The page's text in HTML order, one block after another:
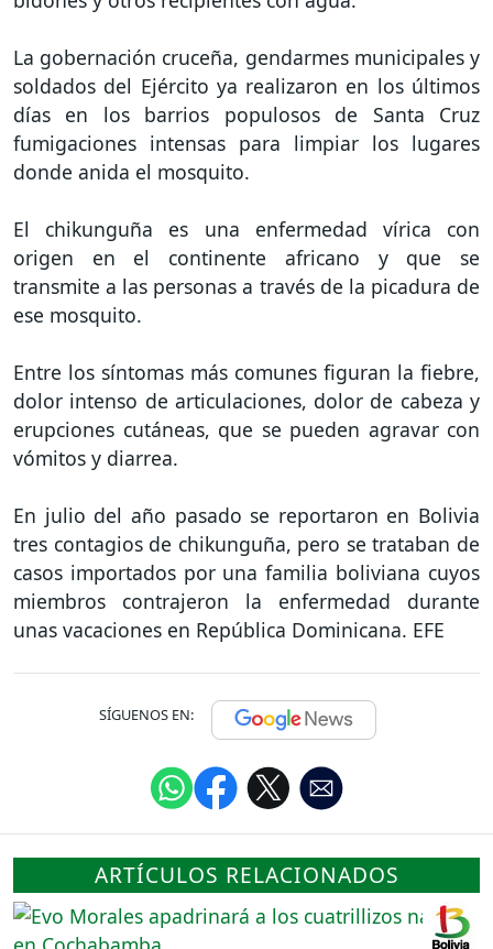
La gobernación cruceña, gendarmes municipales y
soldados del Ejército ya realizaron en los últimos
días en los barrios populosos de Santa Cruz
fumigaciones intensas para limpiar los lugares
donde anida el mosquito.
El chikunguña es una enfermedad vírica con
origen en el continente africano y que se
transmite a las personas a través de la picadura de
ese mosquito.
Entre los síntomas más comunes figuran la fiebre,
dolor intenso de articulaciones, dolor de cabeza y
erupciones cutáneas, que se pueden agravar con
vómitos y diarrea.
En julio del año pasado se reportaron en Bolivia
tres contagios de chikunguña, pero se trataban de
casos importados por una familia boliviana cuyos
miembros contrajeron la enfermedad durante
unas vacaciones en República Dominicana. EFE
SÍGUENOS EN:
ARTÍCULOS RELACIONADOS